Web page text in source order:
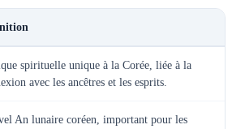
spirituelle unique à la Corée, liée à la
avec les ancêtres et les esprits.
An lunaire coréen, important pour les